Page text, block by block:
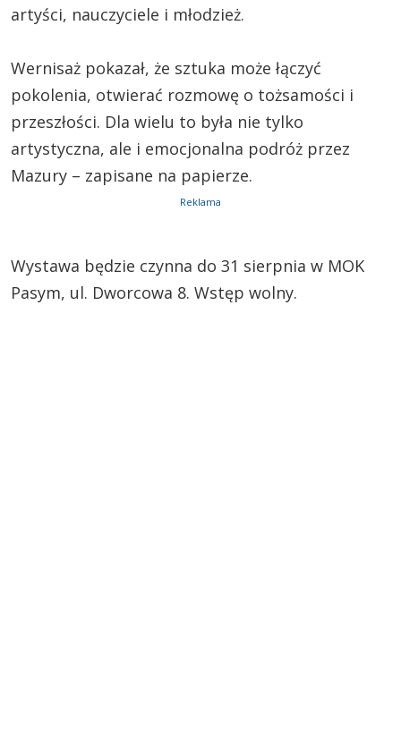
artyści, nauczyciele i młodzież.
Wernisaż pokazał, że sztuka może łączyć
pokolenia, otwierać rozmowę o tożsamości i
przeszłości. Dla wielu to była nie tylko
artystyczna, ale i emocjonalna podróż przez
Mazury – zapisane na papierze.
Reklama
Wystawa będzie czynna do 31 sierpnia w MOK
Pasym, ul. Dworcowa 8. Wstęp wolny.